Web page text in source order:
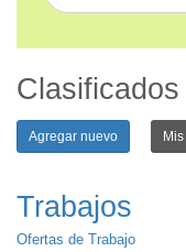
Clasificados
Agregar nuevo
Trabajos
Ofertas de Trabajo